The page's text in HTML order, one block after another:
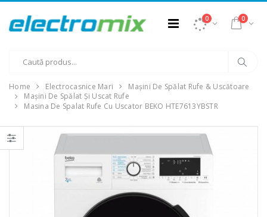
0 0
Home Electrocasnice Mari
Mașini De Spălat Rufe & Uscătoare
Mașini De Spălat Și Uscat Rufe
Masina De Spalat Rufe Cu Uscator BEKO HTE7613YBSTR